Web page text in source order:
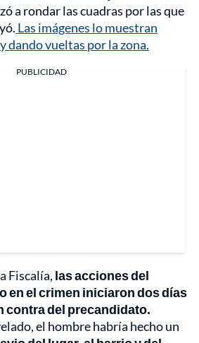
a rondar las cuadras por las que
Las imágenes lo muestran
dando vueltas por la zona.
PUBLICIDAD
Fiscalía, las acciones del
en el crimen iniciaron dos días
contra del precandidato.
el hombre habría hecho un